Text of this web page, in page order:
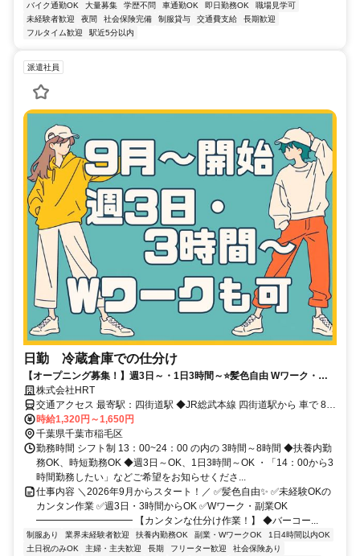
バイク通勤OK
大量募集 学歴不問 車通勤OK 即日勤務OK
職場見学可
未経験者歓迎
夜間 社会保険完備 制服貸与 交通費支給
長期歓迎
フルタイム歓迎
駅近5分以内
派遣社員
日勤 冷蔵倉庫での仕分け
【オープニング募集！】週3日～・1日3時間～⭐髪色自由 Wワーク・扶
養内・時短もOK ◆ 制服支給あり〇
株式会社HRT
交通アクセス 最寄駅：四街道駅 ◆JR総武本線 四街道駅から 車で 8
分、自転車で 10 分 ◆JR総武本線、JR成田線 都賀駅から 車で 9 分、
自転車で 13 分 ◆JR京葉線 海浜幕張駅 から車で 20 分
時給1,320円～1,650円
千葉県千葉市稲毛区
勤務時間 シフト制 13：00~24：00 の内の 3時間～8時間 ◆扶養内勤
務OK、時短勤務OK ◆週3日～OK、1日3時間～OK ・「14：00から3
時間勤務したい」などご希望をお知らせくださ...
仕事内容 ＼2026年9月からスタート！／ ✅髪色自由✨ ✅未経験OKの
カンタン作業 ✅週3日・3時間からOK ✅Wワーク・副業OK
━━━━━━━━━━ 【カンタンな仕分け作業！】 ◆バーコー...
制服あり 業界未経験者歓迎 扶養内勤務OK 副業・WワークOK
1日4時間以内OK
土日祝のみOK
主婦・主夫歓迎 長期 フリーター歓迎
社会保険あり